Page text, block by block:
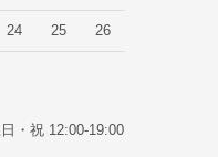
24 25 26
・祝 12:00-19:00